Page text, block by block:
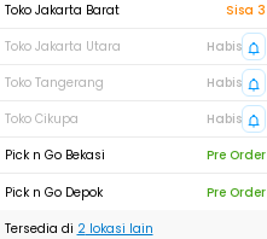
Toko Jakarta Barat
Sisa 3
Toko Jakarta Utara
Habis
Toko Tangerang
Habis
Toko Cikupa
Habis
Pick n Go Bekasi
Pre Order
Pick n Go Depok
Pre Order
Tersedia di 2lokasi lain